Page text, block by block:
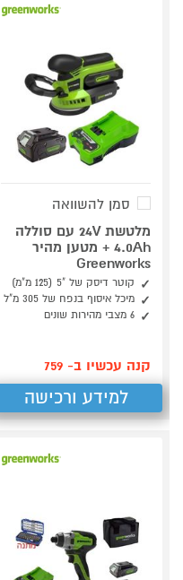
סמן להשוואה
מלטשת 24V עם סוללה
4.0Ah + מטען מהיר
Greenworks
קוטר דיסק של "5 (125 מ"מ)
מיכל איסוף בנפח של 305 מ"ל
6 מצבי מהירות שונים
קנה עכשיו ב- 759
למידע ורכישה